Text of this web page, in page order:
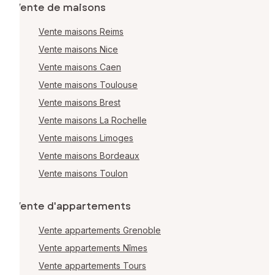
Vente de maisons
Vente maisons Reims
Vente maisons Nice
Vente maisons Caen
Vente maisons Toulouse
Vente maisons Brest
Vente maisons La Rochelle
Vente maisons Limoges
Vente maisons Bordeaux
Vente maisons Toulon
Vente d'appartements
Vente appartements Grenoble
Vente appartements Nîmes
Vente appartements Tours